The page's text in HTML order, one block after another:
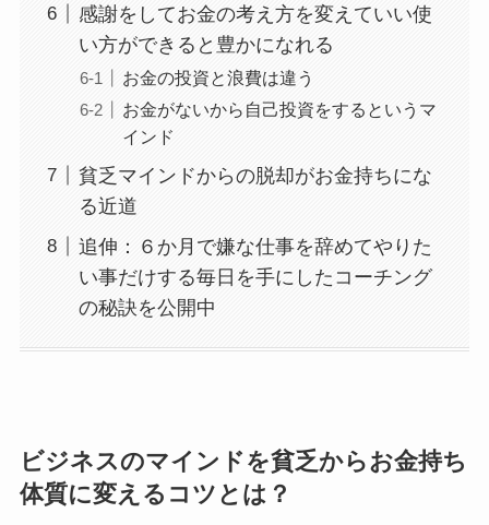
感謝をしてお金の考え方を変えていい使
い方ができると豊かになれる
お金の投資と浪費は違う
お金がないから自己投資をするというマ
インド
貧乏マインドからの脱却がお金持ちにな
る近道
追伸：６か月で嫌な仕事を辞めてやりた
い事だけする毎日を手にしたコーチング
の秘訣を公開中
ビジネスのマインドを貧乏からお金持ち
体質に変えるコツとは？